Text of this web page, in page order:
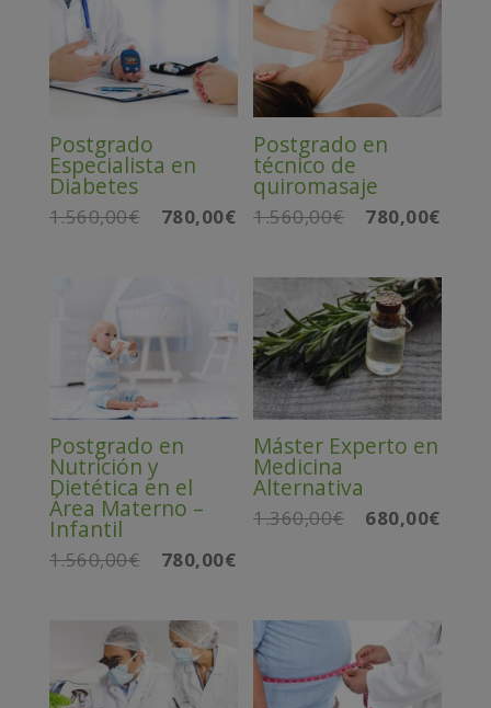
Postgrado
Especialista en
Diabetes
1.560,00€
El
1.560,00€.
780,00€El
actual
780,00€.
Postgrado en
técnico de
quiromasaje
1.560,00€
El
original
era:
1.560,00€.
780,00€El
actual
es:
Postgrado en
Nutrición y
Dietética en el
Área Materno –
Infantil
1.560,00€
El
original
era:
1.560,00€.
780,00€El
actual
es:
780,00€.
Máster Experto en
Medicina
Alternativa
1.360,00€
El
1.360,00€.
680,00€El